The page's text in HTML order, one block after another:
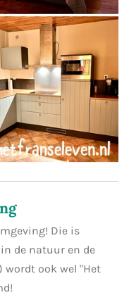
Die is
de natuur en de
wordt ook wel "Het